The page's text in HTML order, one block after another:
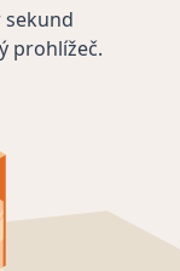
sekund
prohlížeč.